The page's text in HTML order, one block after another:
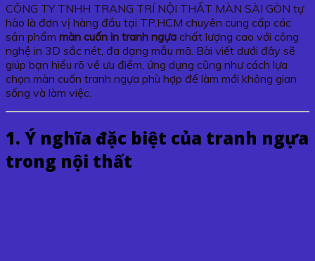
CÔNG TY TNHH TRANG TRÍ NỘI THẤT MÀN SÀI GÒN tự
hào là đơn vị hàng đầu tại TP.HCM chuyên cung cấp các
sản phẩm màn cuốn in tranh ngựa chất lượng cao với công
nghệ in 3D sắc nét, đa dạng mẫu mã. Bài viết dưới đây sẽ
giúp bạn hiểu rõ về ưu điểm, ứng dụng cũng như cách lựa
chọn màn cuốn tranh ngựa phù hợp để làm mới không gian
sống và làm việc.
1. Ý nghĩa đặc biệt của tranh ngựa
trong nội thất